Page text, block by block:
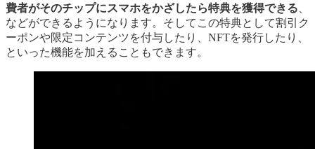
費者がそのチップにスマホをかざしたら特典を獲得できる
などができるようになります。そしてこの特典として割引ク
ーポンや限定コンテンツを付与したり、NFTを発行したり、
といった機能を加えることもできます。